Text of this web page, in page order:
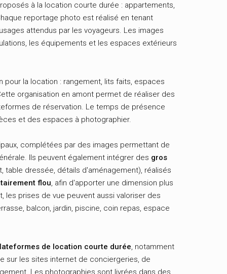
à la location courte durée : appartements,
reportage photo est réalisé en tenant
attendus par les voyageurs. Les images
les équipements et les espaces extérieurs
la location : rangement, lits faits, espaces
organisation en amont permet de réaliser des
de réservation. Le temps de présence
et des espaces à photographier.
complétées par des images permettant de
Ils peuvent également intégrer des gros
table dressée, détails d'aménagement), réalisés
flou, afin d'apporter une dimension plus
les prises de vue peuvent aussi valoriser des
balcon, jardin, piscine, coin repas, espace
de location courte durée, notamment
sur les sites internet de conciergeries, de
Les photographies sont livrées dans des